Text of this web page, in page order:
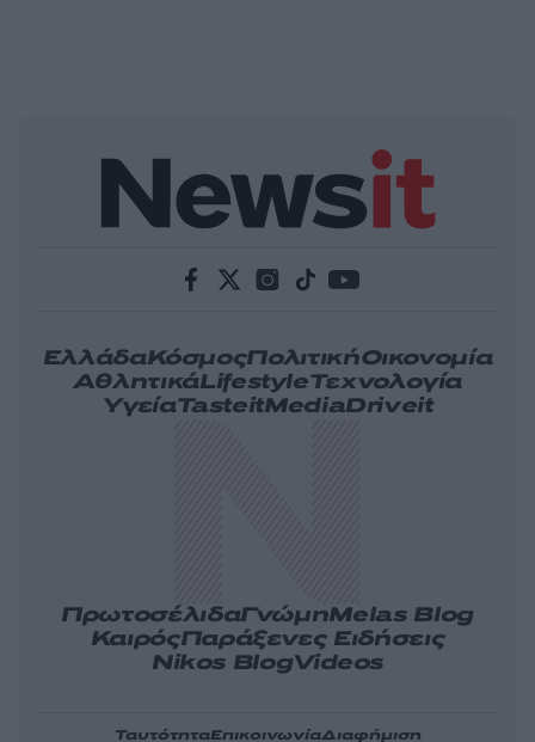
ΕλλάδαΚόσμοςΠολιτικήΟικονομία
ΑθλητικάLifestyleΤεχνολογία
ΥγείαTasteitMediaDriveit
ΠρωτοσέλιδαΓνώμηMelas Blog
ΚαιρόςΠαράξενες Ειδήσεις
Nikos BlogVideos
ΤαυτότηταΕπικοινωνίαΔιαφήμιση